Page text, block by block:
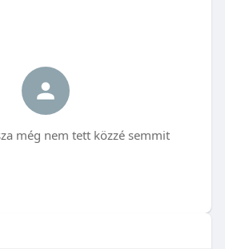
még nem tett közzé semmit